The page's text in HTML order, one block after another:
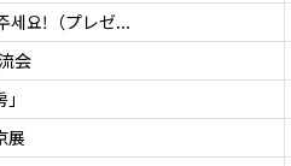
세요!（プレゼ...
会
展